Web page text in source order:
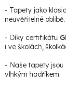
- Tapety jako
neuvěřitelné oblibě.
- Díky certifikátu
i ve školách,
- Naše tapety jsou
vlhkým hadříkem.